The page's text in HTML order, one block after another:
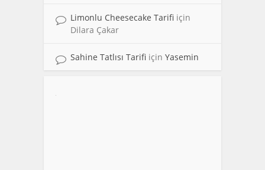
Limonlu Cheesecake Tarifi için
Dilara Çakar
Sahine Tatlısı Tarifi için Yasemin